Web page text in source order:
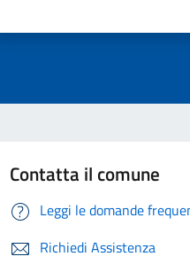
Contatta il comune
Leggi le domande
Richiedi Assistenza